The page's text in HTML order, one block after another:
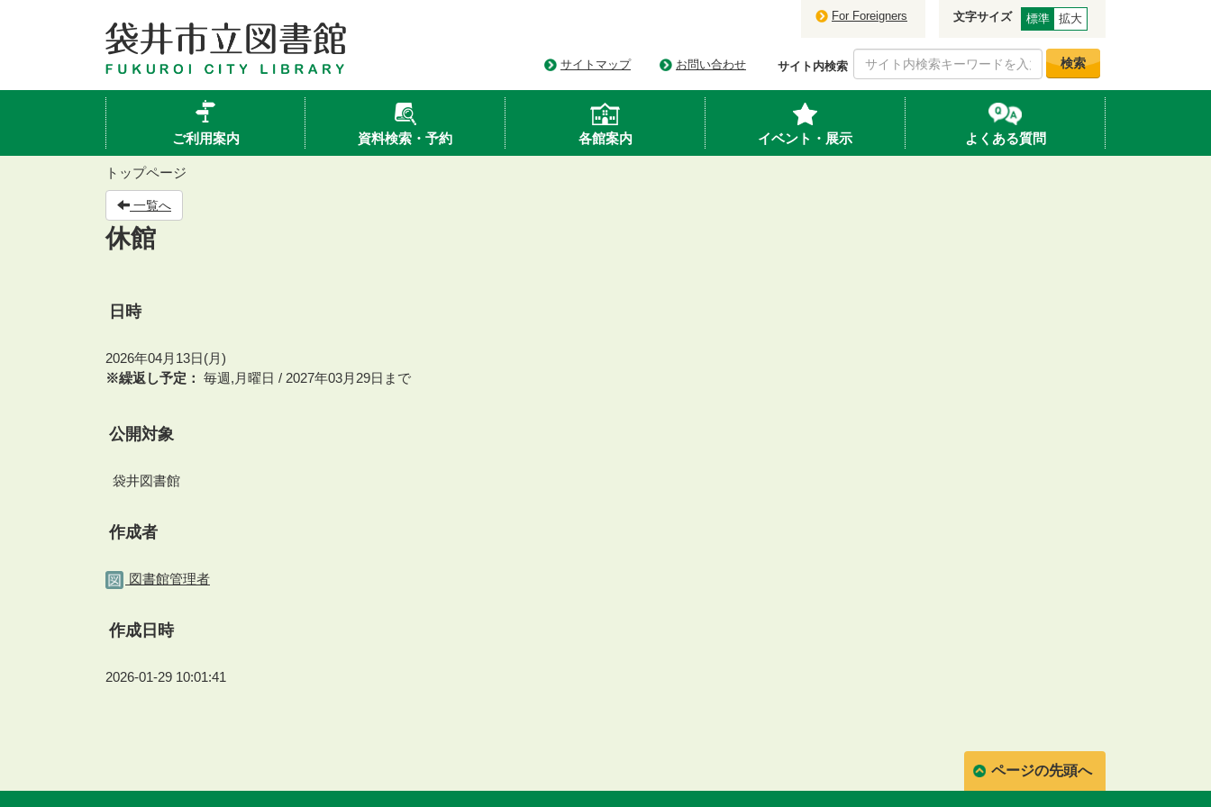
For Foreigners 文字サイズ 標準 拡大
サイトマップ お問い合わせ サイト内検索 検索
ご利用案内 資料検索・予約 各館案内 イベント・展示 よくある質問
トップページ
一覧へ
休館
日時
2026年04月13日(月)
※繰返し予定： 毎週,月曜日 / 2027年03月29日まで
公開対象
袋井図書館
作成者
図書館管理者
作成日時
2026-01-29 10:01:41
ページの先頭へ